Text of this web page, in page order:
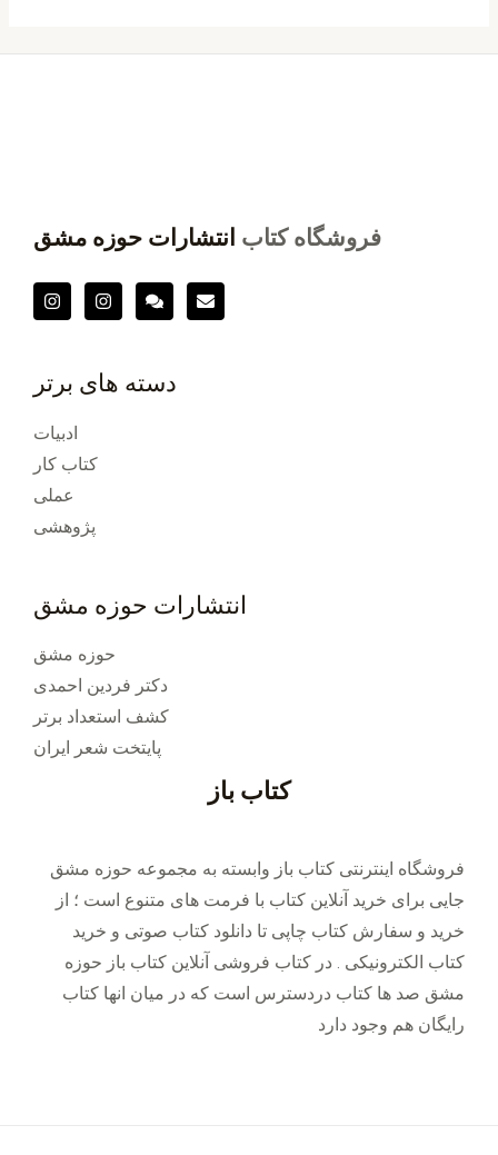
فروشگاه کتاب انتشارات حوزه مشق
دسته های برتر
ادبیات
کتاب کار
عملی
پژوهشی
انتشارات حوزه مشق
حوزه مشق
دکتر فردین احمدی
کشف استعداد برتر
پایتخت شعر ایران
کتاب باز
فروشگاه اینترنتی کتاب باز وابسته به مجموعه حوزه مشق
جایی برای خرید ‌آنلاین کتاب با فرمت های متنوع است ؛ از
خرید و سفارش کتاب چاپی تا دانلود کتاب صوتی و خرید
کتاب الکترونیکی . در کتاب فروشی آنلاین کتاب باز حوزه
مشق صد ها کتاب دردسترس است که در میان انها کتاب
رایگان هم وجود دارد